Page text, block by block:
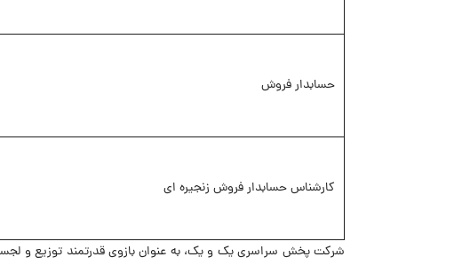
حسابدار فروش
کارشناس حسابدار فروش زنجیره ای
شرکت پخش سراسری یک و یک، به عنوان بازوی قدرتمند توزیع و